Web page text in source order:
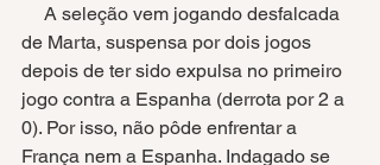
A seleção vem jogando desfalcada
de Marta, suspensa por dois jogos
depois de ter sido expulsa no primeiro
jogo contra a Espanha (derrota por 2 a
0). Por isso, não pôde enfrentar a
França nem a Espanha. Indagado se